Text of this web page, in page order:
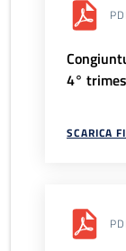
4°
SCARICA